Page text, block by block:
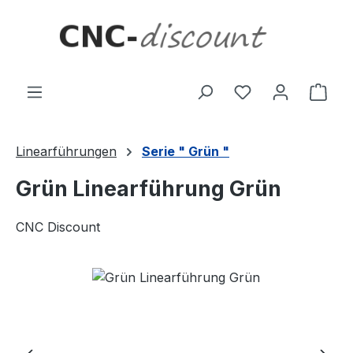
Linearführungen Serie " Grün "
Grün Linearführung Grün
CNC Discount
Bildergalerie überspringen